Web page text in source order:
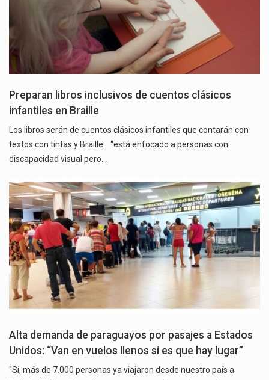
Preparan libros inclusivos de cuentos clásicos
infantiles en Braille
Los libros serán de cuentos clásicos infantiles que contarán con
textos con tintas y Braille. “está enfocado a personas con
discapacidad visual pero…
Alta demanda de paraguayos por pasajes a Estados
Unidos: “Van en vuelos llenos si es que hay lugar”
"Sí, más de 7.000 personas ya viajaron desde nuestro país a